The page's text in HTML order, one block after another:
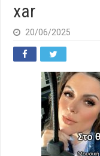
xar
20/06/2025